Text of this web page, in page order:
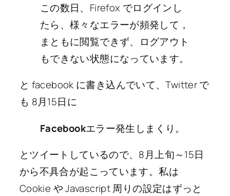
この数日、Firefox でログインし
たら、様々なエラーが頻発して，
まともに閲覧できず、ログアウト
もできない状態になっています。
と facebook に書き込んでいて、Twitter で
も 8月15日に
Facebookエラー発生しまくり。
とツイートしているので、8月上旬～15日
から不具合が起こっています。私は
Cookie や Javascript 周りの設定はずっと